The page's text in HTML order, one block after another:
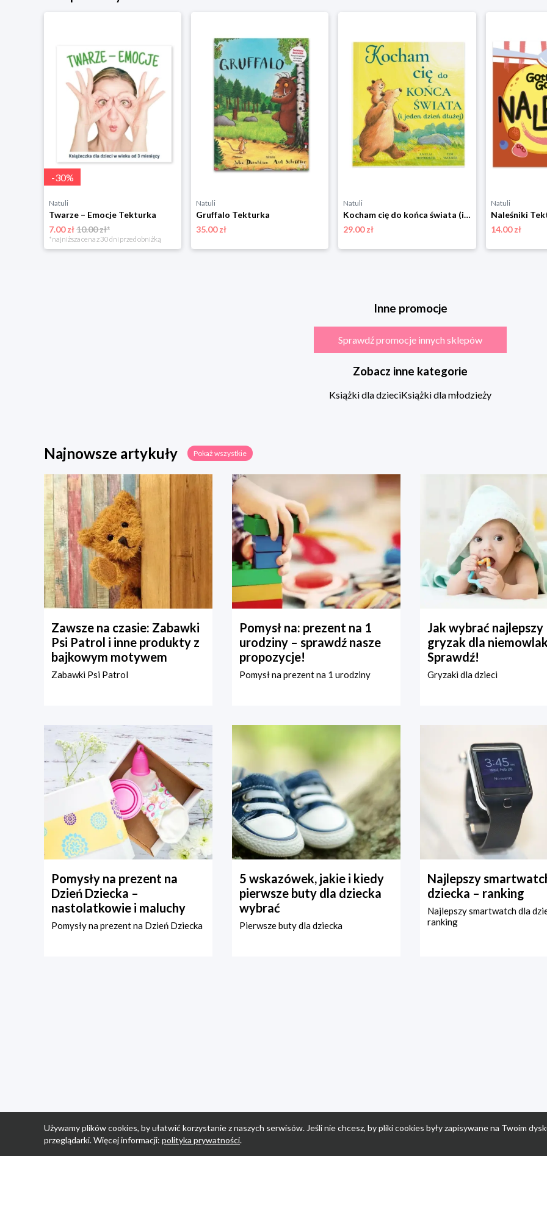
-30%
Natuli
Twarze – Emocje Tekturka
7.00 zł10.00 zł*
*najniższa cena z 30 dni przed obniżką
Natuli
Gruffalo Tekturka
35.00 zł
Natuli
Kocham cię do końca świata (i jeden dzień dłużej) Tekturka
29.00 zł
Natuli
Naleśniki
14.00 zł
Inne promocje
Sprawdź promocje innych sklepów
Zobacz inne kategorie
Książki dla dzieciKsiążki dla młodzieży
Najnowsze artykuły Pokaż wszystkie
Zawsze na czasie: Zabawki
Psi Patrol i inne produkty z
bajkowym motywem
Zabawki Psi Patrol
Pomysł na: prezent na 1
urodziny – sprawdź nasze
propozycje!
Pomysł na prezent na 1 urodziny
Jak wybrać najlepszy
gryzak dla
Sprawdź!
Gryzaki dla dzieci
Pomysły na prezent na
Dzień Dziecka –
nastolatkowie i maluchy
Pomysły na prezent na Dzień Dziecka
5 wskazówek, jakie i kiedy
pierwsze buty dla dziecka
wybrać
Pierwsze buty dla dziecka
Najlepszy
dziecka – ranking
Najlepszy smartwatch dla
ranking
Używamy plików cookies, by ułatwić korzystanie z naszych serwisów. Jeśli nie chcesz, by pliki cookies były zapisywane na Twoim
przeglądarki. Więcej informacji: polityka prywatności.